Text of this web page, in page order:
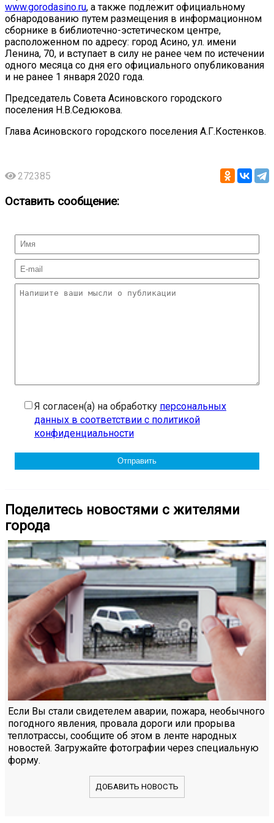
www.gorodasino.ru, а также подлежит официальному
обнародованию путем размещения в информационном
сборнике в библиотечно-эстетическом центре,
расположенном по адресу: город Асино, ул. имени
Ленина, 70, и вступает в силу не ранее чем по истечении
одного месяца со дня его официального опубликования
и не ранее 1 января 2020 года.
Председатель Совета Асиновского городского
поселения Н.В.Седюкова.
Глава Асиновского городского поселения А.Г.Костенков.
272385
Оставить сообщение:
Я согласен(а) на обработку персональных
данных в соответствии с политикой
конфиденциальности
Поделитесь новостями с жителями
города
Если Вы стали свидетелем аварии, пожара, необычного
погодного явления, провала дороги или прорыва
теплотрассы, сообщите об этом в ленте народных
новостей. Загружайте фотографии через специальную
форму.
ДОБАВИТЬ НОВОСТЬ